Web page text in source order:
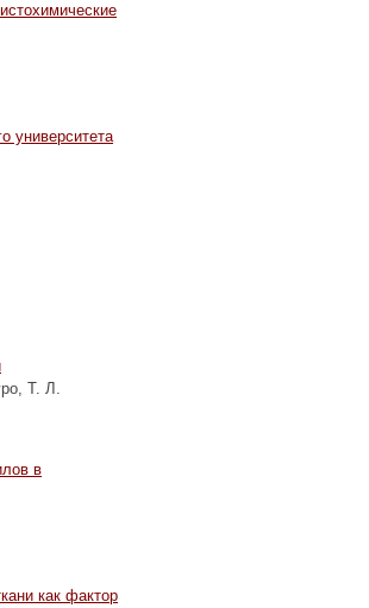
университета
Т. Л.
в
как фактор